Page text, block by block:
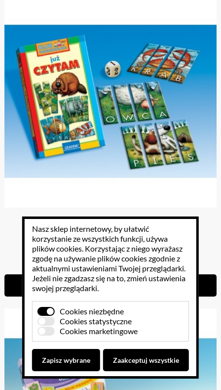
Już czytam
24.60 PLN
Do koszyka
Nasz sklep internetowy, by ułatwić
korzystanie ze wszystkich funkcji, używa
plików cookies. Korzystając z niego wyrażasz
zgodę na używanie plików cookies zgodnie z
aktualnymi ustawieniami Twojej przeglądarki.
Jeżeli nie zgadzasz się na to, zmień ustawienia
swojej przeglądarki.
Cookies niezbędne
Cookies statystyczne
Cookies marketingowe
Zapisz wybrane Zaakceptuj wszystkie